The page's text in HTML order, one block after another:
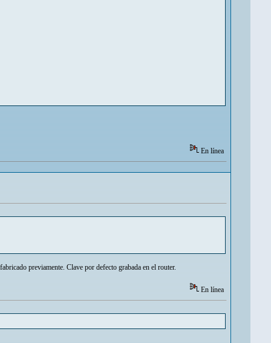
En línea
previamente. Clave por defecto grabada en el router.
En línea